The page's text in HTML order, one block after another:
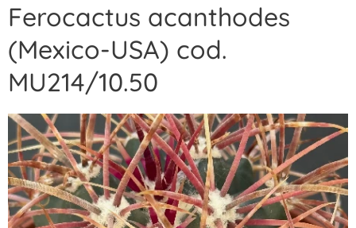
Ferocactus acanthodes
(Mexico-USA) cod.
MU214/10.50